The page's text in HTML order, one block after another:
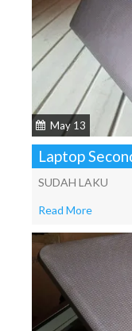
May 13
Laptop
SUDAH LAKU
Read More